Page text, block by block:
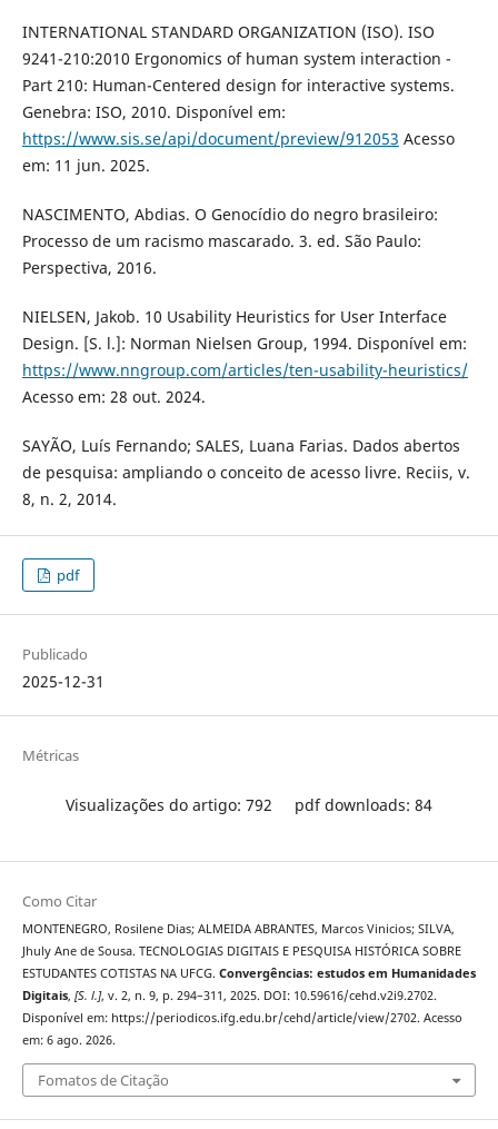
INTERNATIONAL STANDARD ORGANIZATION (ISO). ISO
9241-210:2010 Ergonomics of human system interaction -
Part 210: Human-Centered design for interactive systems.
Genebra: ISO, 2010. Disponível em:
https://www.sis.se/api/document/preview/912053 Acesso
em: 11 jun. 2025.
NASCIMENTO, Abdias. O Genocídio do negro brasileiro:
Processo de um racismo mascarado. 3. ed. São Paulo:
Perspectiva, 2016.
NIELSEN, Jakob. 10 Usability Heuristics for User Interface
Design. [S. l.]: Norman Nielsen Group, 1994. Disponível em:
https://www.nngroup.com/articles/ten-usability-heuristics/
Acesso em: 28 out. 2024.
SAYÃO, Luís Fernando; SALES, Luana Farias. Dados abertos
de pesquisa: ampliando o conceito de acesso livre. Reciis, v.
8, n. 2, 2014.
pdf
Publicado
2025-12-31
Métricas
Visualizações do artigo: 792 pdf downloads: 84
Como Citar
MONTENEGRO, Rosilene Dias; ALMEIDA ABRANTES, Marcos Vinicios; SILVA,
Jhuly Ane de Sousa. TECNOLOGIAS DIGITAIS E PESQUISA HISTÓRICA SOBRE
ESTUDANTES COTISTAS NA UFCG. Convergências: estudos em Humanidades
Digitais, [S. l.], v. 2, n. 9, p. 294–311, 2025. DOI: 10.59616/cehd.v2i9.2702.
Disponível em: https://periodicos.ifg.edu.br/cehd/article/view/2702. Acesso
em: 6 ago. 2026.
Fomatos de Citação